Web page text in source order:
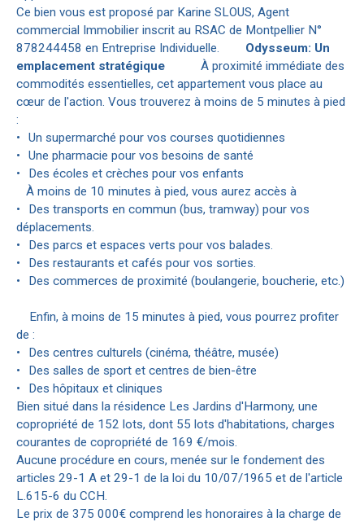
Ce bien vous est proposé par Karine SLOUS, Agent
commercial Immobilier inscrit au RSAC de Montpellier N°
878244458 en Entreprise Individuelle. Odysseum: Un
emplacement stratégique À proximité immédiate des
commodités essentielles, cet appartement vous place au
cœur de l'action. Vous trouverez à moins de 5 minutes à pied
:
Un supermarché pour vos courses quotidiennes
Une pharmacie pour vos besoins de santé
Des écoles et crèches pour vos enfants
À moins de 10 minutes à pied, vous aurez accès à
Des transports en commun (bus, tramway) pour vos
déplacements.
Des parcs et espaces verts pour vos balades.
Des restaurants et cafés pour vos sorties.
Des commerces de proximité (boulangerie, boucherie, etc.)
Enfin, à moins de 15 minutes à pied, vous pourrez profiter
de :
Des centres culturels (cinéma, théâtre, musée)
Des salles de sport et centres de bien-être
Des hôpitaux et cliniques
Bien situé dans la résidence Les Jardins d'Harmony, une
copropriété de 152 lots, dont 55 lots d'habitations, charges
courantes de copropriété de 169 €/mois.
Aucune procédure en cours, menée sur le fondement des
articles 29-1 A et 29-1 de la loi du 10/07/1965 et de l'article
L.615-6 du CCH.
Le prix de 375 000€ comprend les honoraires à la charge de